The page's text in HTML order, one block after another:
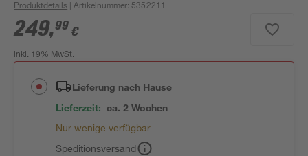
Produktdetails | Artikelnummer: 5352211
249,99 €
inkl. 19% MwSt.
Lieferung nach Hause
Lieferzeit: ca. 2 Wochen
Nur wenige verfügbar
Speditionsversand